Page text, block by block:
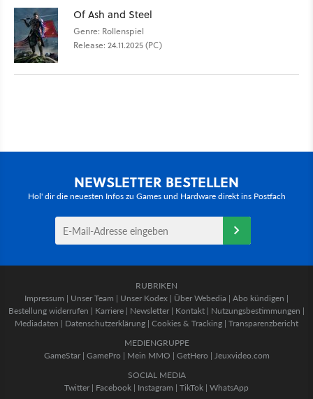
Of Ash and Steel
Genre: Rollenspiel
Release: 24.11.2025 (PC)
NEWSLETTER BESTELLEN
Hol' dir die neuesten Infos zu Games und Hardware direkt ins Postfach
RUBRIKEN
Impressum | Unser Team | Unser Kodex | Über Webedia | Abo kündigen |
Bestellung widerrufen | Karriere | Newsletter | Kontakt | Nutzungsbestimmungen |
Mediadaten | Datenschutzerklärung | Cookies & Tracking | Transparenzbericht
MEDIENGRUPPE
GameStar| GamePro | Mein MMO | GetHero | Jeuxvideo.com
SOCIAL MEDIA
Twitter | Facebook | Instagram | TikTok | WhatsApp